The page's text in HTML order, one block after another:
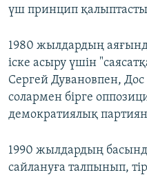
үш принцип
1980 жылдардың
іске асыру үшін
Сергей Дувановпен,
солармен бірге
демократиялық
1990 жылдардың
сайлануға талпынып,